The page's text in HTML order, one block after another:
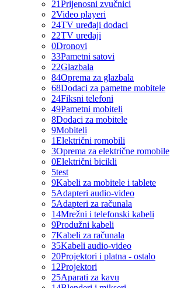
21Prijenosni zvučnici
2Video playeri
24TV uređaji dodaci
22TV uređaji
0Dronovi
33Pametni satovi
22Glazbala
84Oprema za glazbala
68Dodaci za pametne mobitele
24Fiksni telefoni
49Pametni mobiteli
8Dodaci za mobitele
9Mobiteli
1Električni romobili
3Oprema za električne romobile
0Električni bicikli
5test
9Kabeli za mobitele i tablete
5Adapteri audio-video
5Adapteri za računala
14Mrežni i telefonski kabeli
9Produžni kabeli
7Kabeli za računala
35Kabeli audio-video
20Projektori i platna - ostalo
12Projektori
25Aparati za kavu